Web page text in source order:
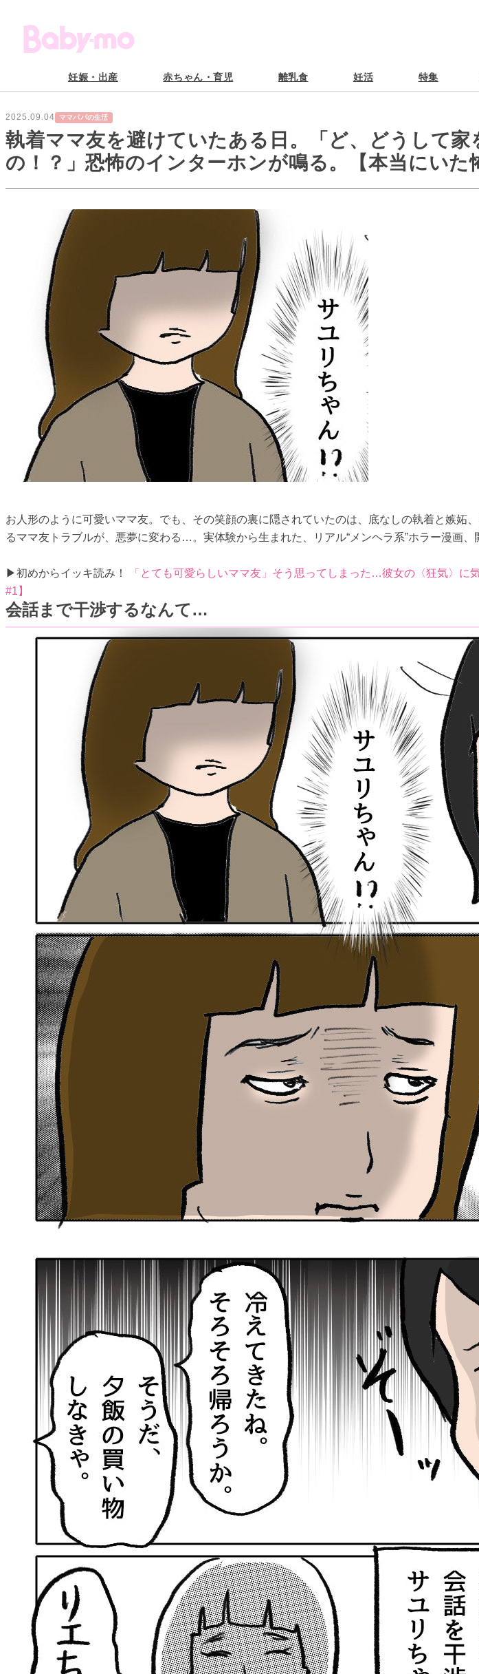
妊娠・出産 赤ちゃん・育児 離乳食 妊活 特集
2025.09.04 ママパパの生活
執着ママ友を避けていたある日。「ど、どうして家
の！？」恐怖のインターホンが鳴る。【本当にいた
お人形のように可愛いママ友。でも、その笑顔の裏に隠されていたのは、底なしの執着と嫉妬
るママ友トラブルが、悪夢に変わる…。実体験から生まれた、リアル“メンヘラ系”ホラー漫画、
▶初めからイッキ読み！
「とても可愛らしいママ友」そう思ってしまった…彼女の〈狂気〉に
#1】
会話まで干渉するなんて…